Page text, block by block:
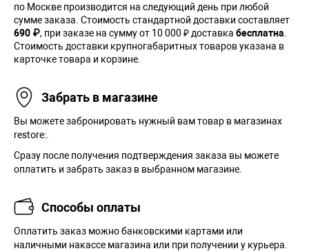
по Москве производится на следующий день при любой
сумме заказа. Cтоимость стандартной доставки составляет
690 ₽, при заказе на сумму от 10 000 ₽ доставка бесплатна
Стоимость доставки крупногабаритных товаров указана в
карточке товара и корзине.
Забрать в магазине
Вы можете забронировать нужный вам товар в магазинах
restore:.
Сразу после получения подтверждения заказа вы можете
оплатить и забрать заказ в выбранном магазине.
Способы оплаты
Оплатить заказ можно банковскими картами или
наличными накассе магазина или при получении у курьера.